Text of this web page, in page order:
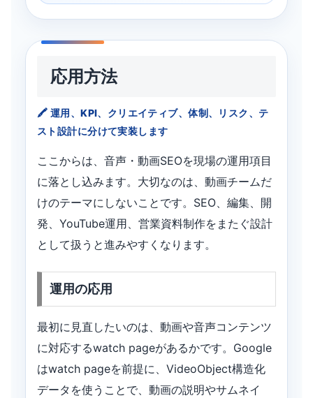
応用方法
運用、KPI、クリエイティブ、体制、リスク、テ
スト設計に分けて実装します
ここからは、音声・動画SEOを現場の運用項目
に落とし込みます。大切なのは、動画チームだ
けのテーマにしないことです。SEO、編集、開
発、YouTube運用、営業資料制作をまたぐ設計
として扱うと進みやすくなります。
運用の応用
最初に見直したいのは、動画や音声コンテンツ
に対応するwatch pageがあるかです。Google
はwatch pageを前提に、VideoObject構造化
データを使うことで、動画の説明やサムネイ